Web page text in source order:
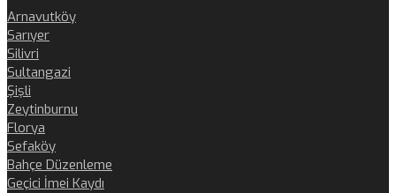
Arnavutköy
Sarıyer
Silivri
Sultangazi
Şişli
Zeytinburnu
Florya
Sefaköy
Bahçe Düzenleme
Geçici İmei Kaydı